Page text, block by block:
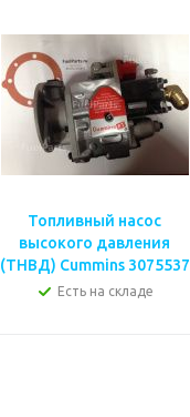
Топливный насос
высокого давления
(ТНВД) Cummins 3075537
Есть на складе